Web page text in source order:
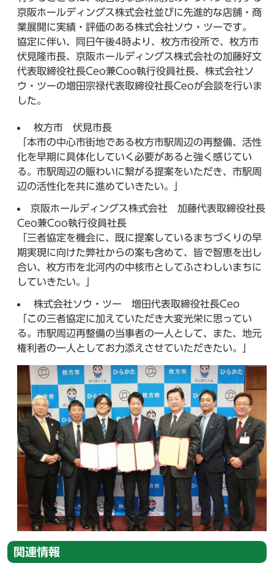
京阪ホールディングス株式会社並びに先進的な店舗・商
業展開に実績・評価のある株式会社ソウ・ツーです。
協定に伴い、同日午後4時より、枚方市役所で、枚方市
伏見隆市長、京阪ホールディングス株式会社の加藤好文
代表取締役社長Ceo兼Coo執行役員社長、株式会社ソ
ウ・ツーの増田宗禄代表取締役社長Ceoが会談を行いま
した。
枚方市 伏見市長
「本市の中心市街地である枚方市駅周辺の再整備、活性
化を早期に具体化していく必要があると強く感じてい
る。市駅周辺の賑わいに繋がる提案をいただき、市駅周
辺の活性化を共に進めていきたい。」
京阪ホールディングス株式会社 加藤代表取締役社長
Ceo兼Coo執行役員社長
「三者協定を機会に、既に提案しているまちづくりの早
期実現に向けた弊社からの案も含めて、皆で智恵を出し
合い、枚方市を北河内の中核市としてふさわしいまちに
していきたい。」
株式会社ソウ・ツー 増田代表取締役社長Ceo
「この三者協定に加えていただき大変光栄に思ってい
る。市駅周辺再整備の当事者の一人として、また、地元
権利者の一人としてお力添えさせていただきたい。」
関連情報